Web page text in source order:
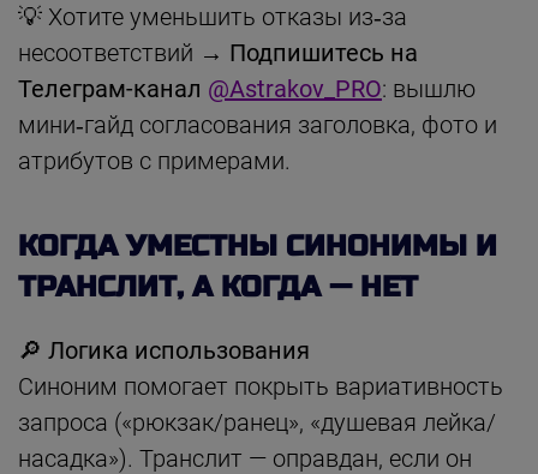
💡 Хотите уменьшить отказы из‑за
несоответствий → Подпишитесь на
Телеграм-канал @Astrakov_PRO: вышлю
мини‑гайд согласования заголовка, фото и
атрибутов с примерами.
КОГДА УМЕСТНЫ СИНОНИМЫ И
ТРАНСЛИТ, А КОГДА — НЕТ
🔎 Логика использования
Синоним помогает покрыть вариативность
запроса («рюкзак/ранец», «душевая лейка/
насадка»). Транслит — оправдан, если он